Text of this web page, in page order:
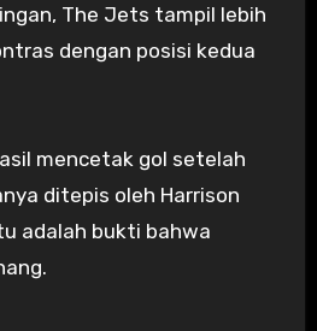
The Jets tampil lebih
dengan posisi kedua
mencetak gol setelah
ditepis oleh Harrison
adalah bukti bahwa